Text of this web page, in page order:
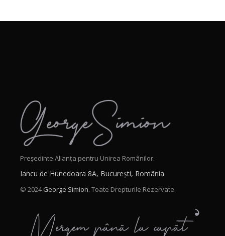
Președinte Alianța pentru Unirea Românilor.
Iancu de Hunedoara 8A, București, România
© 2024George Simion. Toate Drepturile Rezervate.